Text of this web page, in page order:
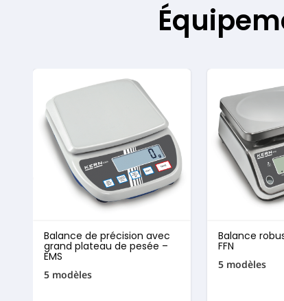
Balance de précision avec
grand plateau de pesée –
EMS
5 modèles
Balance
FFN
5 modèles